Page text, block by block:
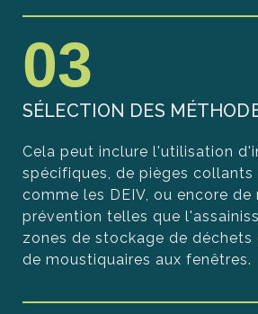
03
SÉLECTION DES
Cela peut inclure l'utilisation
spécifiques, de pièges collants
comme les DEIV, ou encore
prévention telles que
zones de stockage de
de moustiquaires aux fenêtres.